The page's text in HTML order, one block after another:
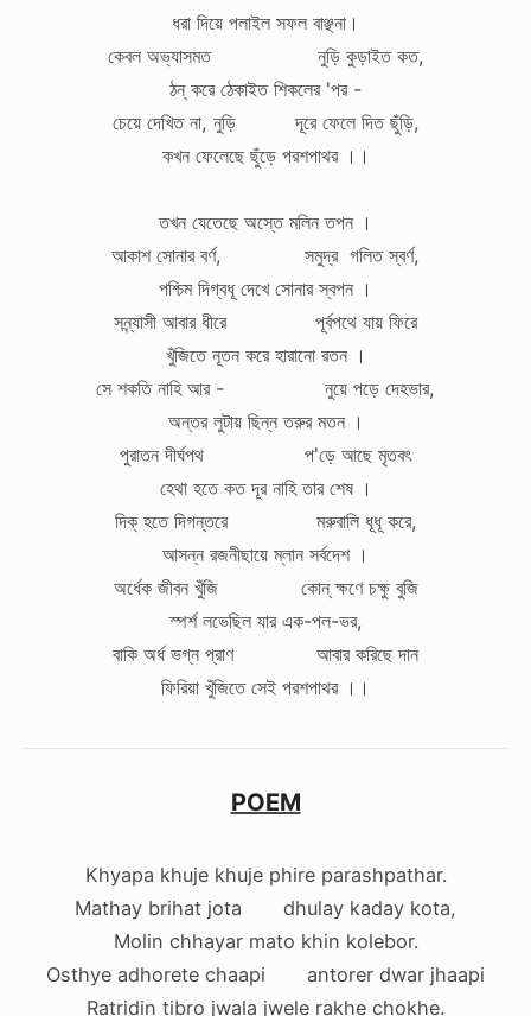
ধরা দিয়ে পলাইল সফল বাঞ্ছনা।
কেবল অভ্যাসমত নুড়ি কুড়াইত কত,
ঠন্‌ করে ঠেকাইত শিকলের 'পর -
চেয়ে দেখিত না, নুড়ি দূরে ফেলে দিত ছুঁড়ি,
কখন ফেলেছে ছুঁড়ে পরশপাথর ।।
তখন যেতেছে অস্তে মলিন তপন ।
আকাশ সোনার বর্ণ, সমুদ্র গলিত স্বর্ণ,
পশ্চিম দিগ্বধূ দেখে সোনার স্বপন ।
সন্ন্যাসী আবার ধীরে পূর্বপথে যায় ফিরে
খুঁজিতে নূতন করে হারানো রতন ।
সে শকতি নাহি আর - নুয়ে পড়ে দেহভার,
অন্তর লুটায় ছিন্ন তরুর মতন ।
পুরাতন দীর্ঘপথ প'ড়ে আছে মৃতবৎ
হেথা হতে কত দূর নাহি তার শেষ ।
দিক্ হতে দিগন্তরে মরুবালি ধূধূ করে,
আসন্ন রজনীছায়ে ম্লান সর্বদেশ ।
অর্ধেক জীবন খুঁজি কোন্‌ ক্ষণে চক্ষু বুজি
স্পর্শ লভেছিল যার এক-পল-ভর,
বাকি অর্ধ ভগ্ন প্রাণ আবার করিছে দান
ফিরিয়া খুঁজিতে সেই পরশপাথর ।।
POEM
Khyapa khuje khuje phire parashpathar.
Mathay brihat jota dhulay kaday kota,
Molin chhayar mato khin kolebor.
Osthye adhorete chaapi antorer dwar jhaapi
Ratridin tibro jwala jwele rakhe chokhe.